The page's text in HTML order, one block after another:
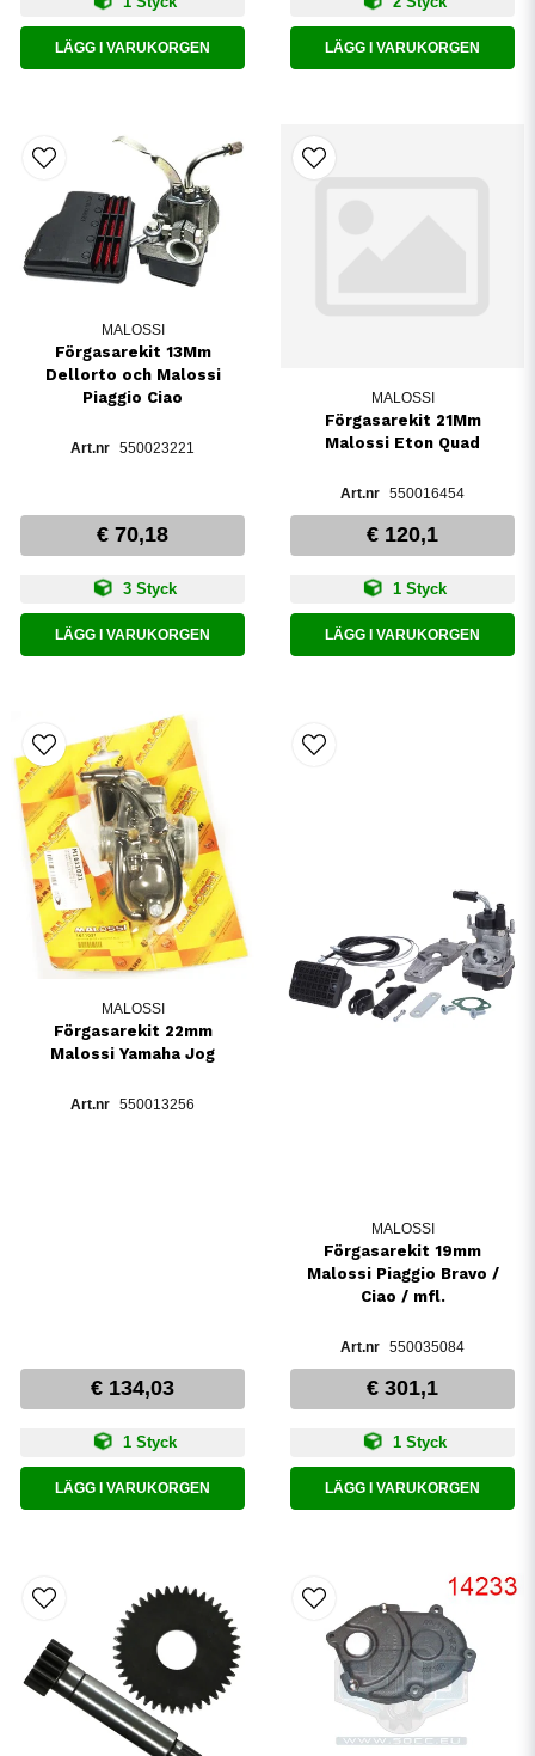
LÄGG I VARUKORGEN LÄGG I VARUKORGEN
MALOSSI
Förgasarekit 13Mm
Dellorto och Malossi
Piaggio Ciao
550023221
€ 70,18
3 Styck
LÄGG I VARUKORGEN
MALOSSI
Förgasarekit 21Mm
Malossi Eton Quad
550016454
€ 120,1
1 Styck
LÄGG I VARUKORGEN
MALOSSI
Förgasarekit 22mm
Malossi Yamaha Jog
550013256
€ 134,03
1 Styck
LÄGG I VARUKORGEN
MALOSSI
Förgasarekit 19mm
Malossi Piaggio Bravo /
Ciao / mfl.
550035084
€ 301,1
1 Styck
LÄGG I VARUKORGEN